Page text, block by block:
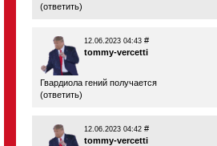
(ответить)
12.06.2023 04:43 #
tommy-vercetti
Гвардиола гений получается
(ответить)
12.06.2023 04:42 #
tommy-vercetti